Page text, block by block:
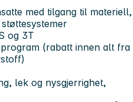
med tilgang til materiell,
og 3T
(rabatt innen alt fra
lek og nysgjerrighet,